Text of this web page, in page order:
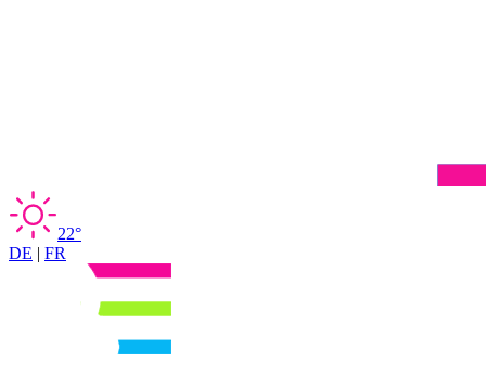
22°
DE | FR